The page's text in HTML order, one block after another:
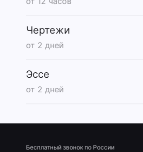
Чертежи
от 2 дней
Эссе
от 2 дней
Бесплатный звонок по России